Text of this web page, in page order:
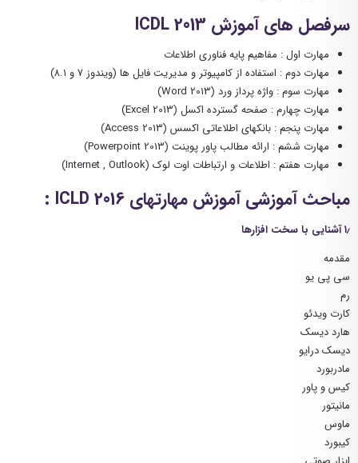
سرفصل های آموزش ICDL 2013
مهارت اول : مفاهیم پایه فناوری اطلاعات
مهارت دوم : استفاده از کامپیوتر و مدیریت فایل ها (ویندوز ۷ و ۸.۱)
مهارت سوم : واژه پرداز ورد (Word 2013)
مهارت چهارم : صفحه گسترده اکسل (Excel 2013)
مهارت پنجم : بانکهای اطلاعاتی اکسس (Access 2013)
مهارت ششم : ارائه مطالب پاور پوینت (Powerpoint 2013)
مهارت هفتم : اطلاعات و ارتباطات اوت لوک (Internet , Outlook)
مباحث آموزشی آموزش مهارتهای ICLD 2016 :
۱٫ آشنایی با سخت افزارها
مقدمه
سی پی یو
رم
کارت ویدئو
هارد دیسک
دیسک درایو
مادربورد
کیس و پاور
مانیتور
ماوس
کیبورد